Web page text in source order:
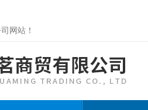
网站！